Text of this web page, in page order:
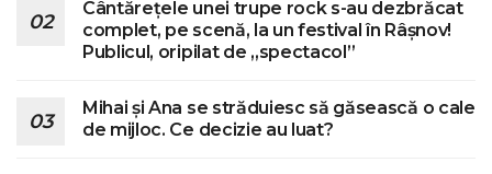
Cântărețele unei trupe rock s-au dezbrăcat
complet, pe scenă, la un festival în Râșnov!
Publicul, oripilat de „spectacol”
Mihai și Ana se străduiesc să găsească o cale
de mijloc. Ce decizie au luat?